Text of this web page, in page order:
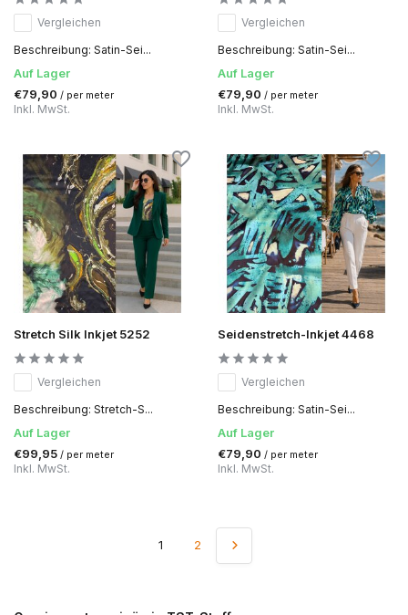
Vergleichen
Beschreibung: Satin-Sei...
Auf Lager
€79,90 / per meter
Inkl. MwSt.
Vergleichen
Beschreibung: Satin-Sei...
Auf Lager
€79,90 / per meter
Inkl. MwSt.
Stretch Silk Inkjet 5252
Vergleichen
Beschreibung: Stretch-S...
Auf Lager
€99,95 / per meter
Inkl. MwSt.
Seidenstretch-Inkjet 4468
Vergleichen
Beschreibung: Satin-Sei...
Auf Lager
€79,90 / per meter
Inkl. MwSt.
1 2